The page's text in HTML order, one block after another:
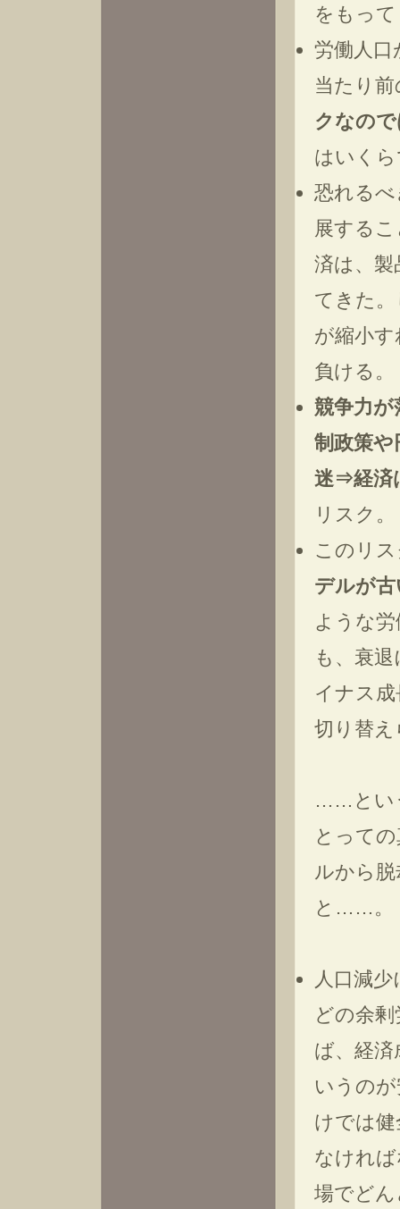
をもっ
労働人
当たり
クなの
はいく
恐れるべ
展する
済は、製
てきた
が縮小
負ける。
競争力
制政策や
迷⇒経済
リスク。
このリ
デルが
ような
も、衰
イナス
切り替
……とい
とって
ルから
と……。
人口減
どの余
ば、経
いうの
けでは
なけれ
場でど